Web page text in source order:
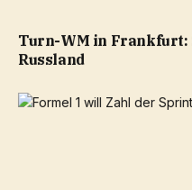
Turn-WM in Frankfurt:
Russland